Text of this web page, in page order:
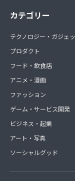
カテゴリー
テクノロジー・ガジェ
プロダクト
フード・飲食店
アニメ・漫画
ファッション
ゲーム・サービス開発
ビジネス・起業
アート・写真
ソーシャルグッド